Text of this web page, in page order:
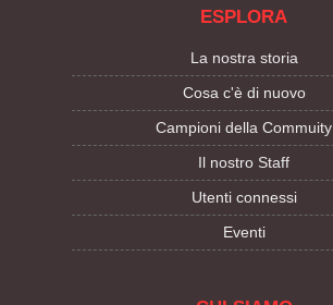
ESPLORA
La nostra storia
Cosa c'è di nuovo
Campioni della Commuity
Il nostro Staff
Utenti connessi
Eventi